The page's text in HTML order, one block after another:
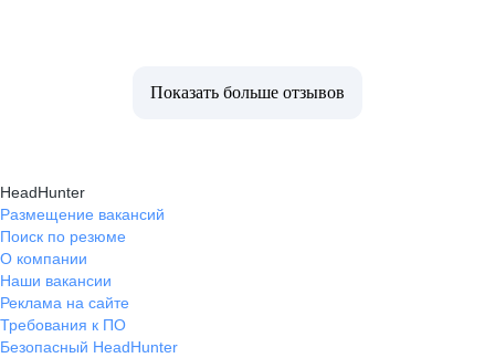
Показать больше отзывов
HeadHunter
Размещение вакансий
Поиск по резюме
О компании
Наши вакансии
Реклама на сайте
Требования к ПО
Безопасный HeadHunter